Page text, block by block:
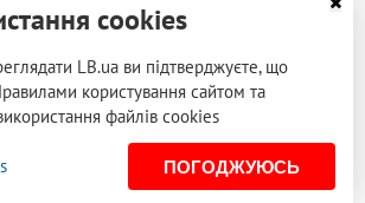
cookies
LB.ua ви підтверджуєте, що
користування сайтом та
файлів cookies
ПОГОДЖУЮСЬ